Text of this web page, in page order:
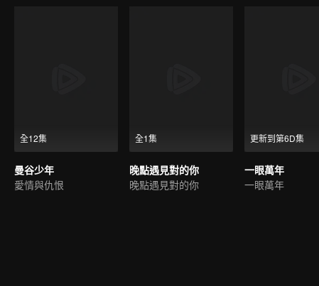
全12集
曼谷少年
愛情與仇恨
全1集
晚點遇見對的你
晚點遇見對的你
更新到第6D集
一眼萬年
一眼萬年